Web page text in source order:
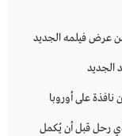
عرض فيلمه الجديد
الجديد
رحل قبل أن يُكمل